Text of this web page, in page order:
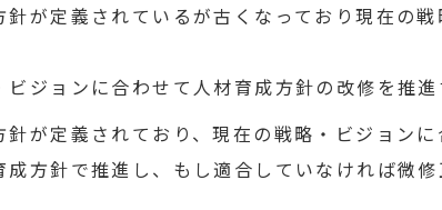
が定義されているが古くなっており現在の戦
ジョンに合わせて人材育成方針の改修を推進
が定義されており、現在の戦略・ビジョンに
成方針で推進し、もし適合していなければ微